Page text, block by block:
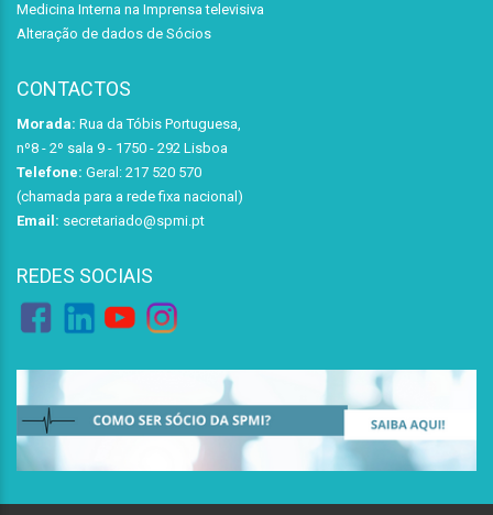
Medicina Interna na Imprensa televisiva
Alteração de dados de Sócios
CONTACTOS
Morada: Rua da Tóbis Portuguesa,
nº8 - 2º sala 9 - 1750 - 292 Lisboa
Telefone: Geral: 217 520 570
(chamada para a rede fixa nacional)
Email: secretariado@spmi.pt
REDES SOCIAIS